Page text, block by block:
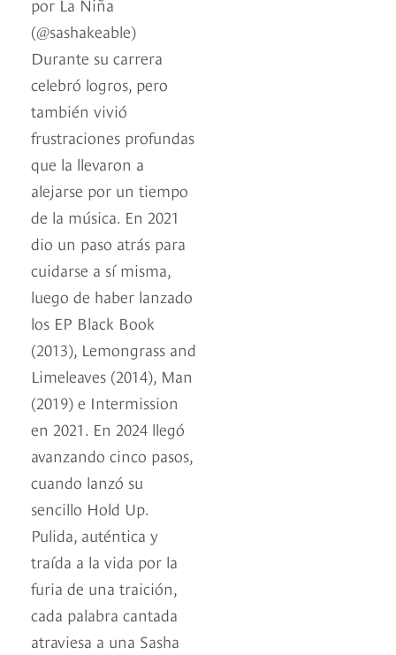
(@sashakeable)
Durante su carrera
celebró logros, pero
también vivió
frustraciones profundas
que la llevaron a
alejarse por un tiempo
de la música. En 2021
dio un paso atrás para
cuidarse a sí misma,
luego de haber lanzado
los EP Black Book
(2013), Lemongrass and
Limeleaves (2014), Man
(2019) e Intermission
en 2021. En 2024 llegó
avanzando cinco pasos,
cuando lanzó su
sencillo Hold Up.
Pulida, auténtica y
traída a la vida por la
furia de una traición,
cada palabra cantada
atraviesa a una Sasha